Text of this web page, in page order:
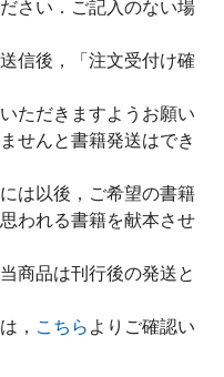
さい．ご記入のない場
信後，「注文受付け確
ただきますようお願い
せんと書籍発送はでき
は以後，ご希望の書籍
われる書籍を献本させ
商品は刊行後の発送と
， こちら よりご確認い